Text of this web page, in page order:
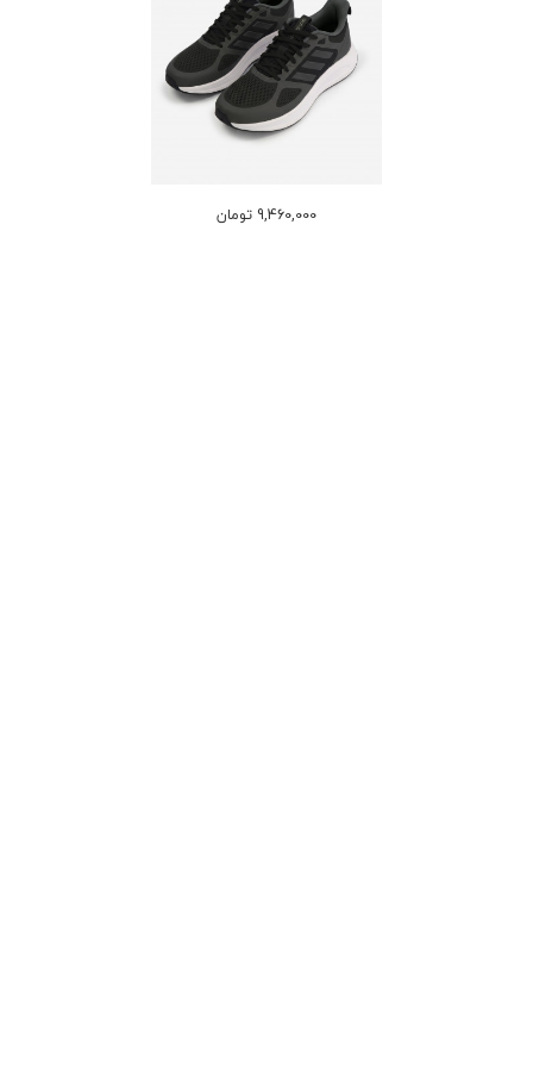
9,460,000 تومان